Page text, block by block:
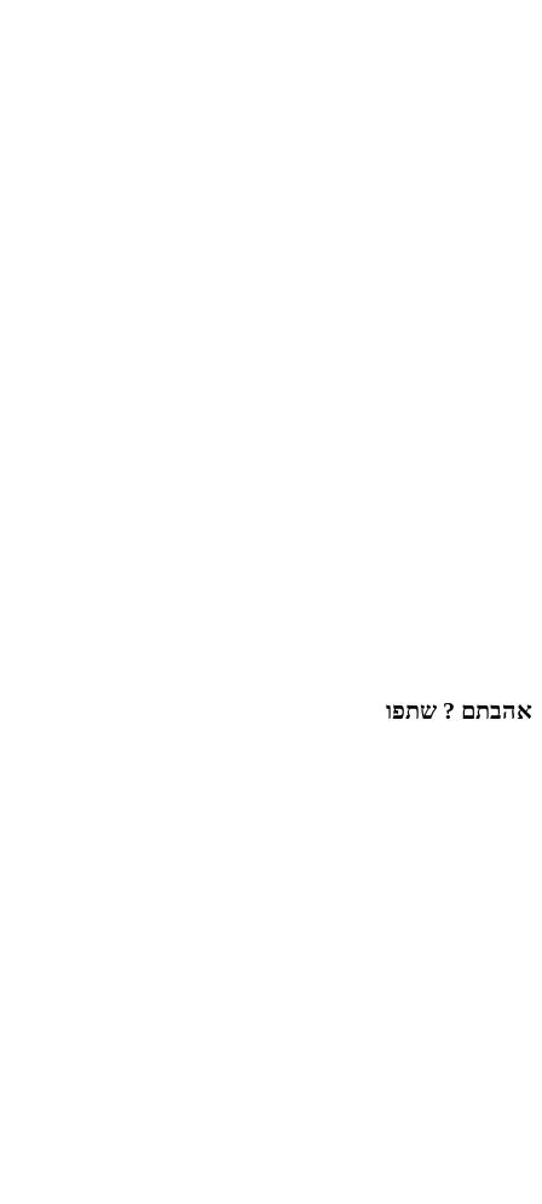
אהבתם ? שתפו